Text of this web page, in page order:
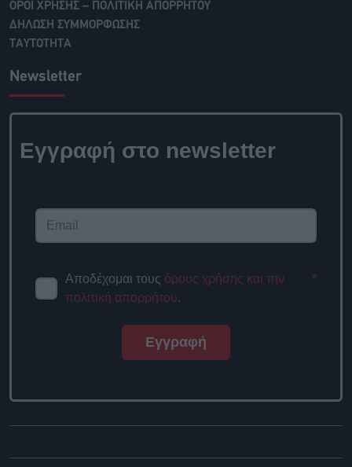
ΟΡΟΙ ΧΡΗΣΗΣ – ΠΟΛΙΤΙΚΗ ΑΠΟΡΡΗΤΟΥ
ΔΗΛΩΣΗ ΣΥΜΜΟΡΦΩΣΗΣ
ΤΑΥΤΟΤΗΤΑ
Newsletter
Εγγραφή στο
Αποδέχομαι τους
και την πολιτική απορρήτου